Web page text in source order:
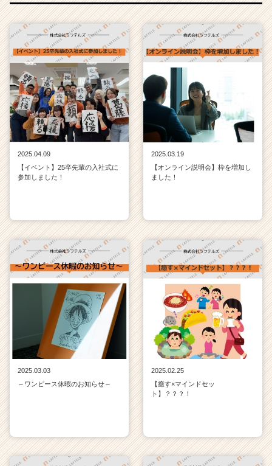
2025.04.09
【イベント】25卒先輩の入社式に
参加しました！
2025.03.19
【オンライン説明会】枠を増加し
ました！
2025.03.03
～ワンピース休暇のお知らせ～
2025.02.25
【癒す×マインドセッ
ト】？？？！